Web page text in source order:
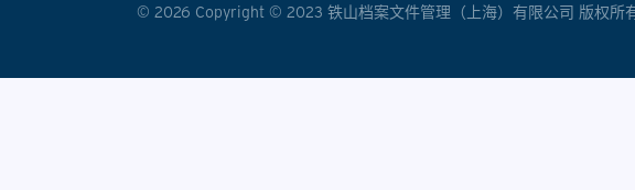
© 2026 Copyright © 2023 铁山档案文件管理（上海）有限公司 版权所